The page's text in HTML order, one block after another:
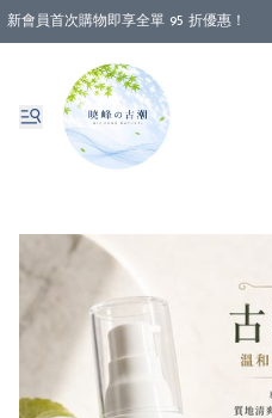
新會員首次購物即享全單 95 折優惠！
消費即享全單 88 折優惠！